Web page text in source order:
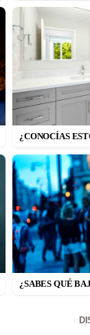
¿CONOCÍAS
¿SABES QUÉ